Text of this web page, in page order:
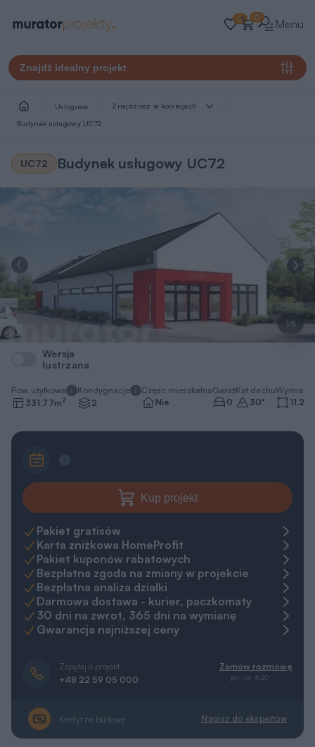
0 0 Menu
Znajdź idealny projekt
Usługowe Znajdziesz w kolekcjach
Budynek usługowy UC72
UC72 Budynek usługowy UC72
1/5
Wersja
lustrzana
Pow. użytkowa
331,77m2
Kondygnacje
2
Część mieszkalna
Nie
Garaż
0
Kąt dachu
30°
Wymiary
11,2 x
Kup projekt
Pakiet gratisów
Karta zniżkowa HomeProfit
Pakiet kuponów rabatowych
Bezpłatna zgoda na zmiany w projekcie
Bezpłatna analiza działki
Darmowa dostawa - kurier, paczkomaty
30 dni na zwrot, 365 dni na wymianę
Gwarancja najniższej ceny
Zapytaj o projekt
+48 22 59 05 000
Zamów rozmowę
pn.-pt. 8-20
Kredyt na budowę Napisz do ekspertów